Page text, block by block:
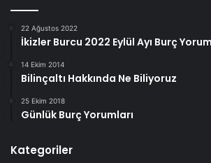
22 Ağustos 2022
İkizler Burcu 2022 Eylül Ayı Burç
14 Ekim 2014
Bilinçaltı Hakkında Ne Biliyoruz
25 Ekim 2018
Günlük Burç Yorumları
Kategoriler